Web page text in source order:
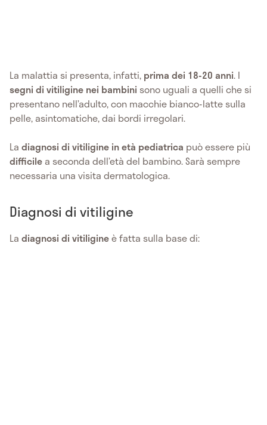
La malattia si presenta, infatti, prima dei 18-20 anni. I
segni di vitiligine nei bambini sono uguali a quelli che si
presentano nell’adulto, con macchie bianco-latte sulla
pelle, asintomatiche, dai bordi irregolari.
La diagnosi di vitiligine in età pediatrica può essere più
difficile a seconda dell’età del bambino. Sarà sempre
necessaria una visita dermatologica.
Diagnosi di vitiligine
La diagnosi di vitiligineè fatta sulla base di: